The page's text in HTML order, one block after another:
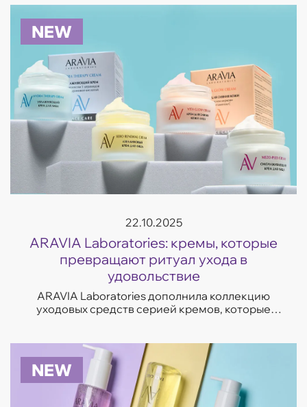
NEW
22.10.2025
ARAVIA Laboratories: кремы, которые
превращают ритуал ухода в
удовольствие
ARAVIA Laboratories дополнила коллекцию
уходовых средств серией кремов, которые
с несо...
NEW